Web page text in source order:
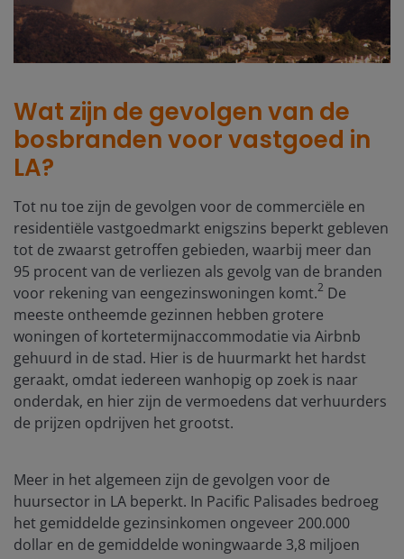
Wat zijn de gevolgen van de
bosbranden voor vastgoed in
LA?
Tot nu toe zijn de gevolgen voor de commerciële en
residentiële vastgoedmarkt enigszins beperkt gebleven
tot de zwaarst getroffen gebieden, waarbij meer dan
95 procent van de verliezen als gevolg van de branden
voor rekening van eengezinswoningen komt.2 De
meeste ontheemde gezinnen hebben grotere
woningen of kortetermijnaccommodatie via Airbnb
gehuurd in de stad. Hier is de huurmarkt het hardst
geraakt, omdat iedereen wanhopig op zoek is naar
onderdak, en hier zijn de vermoedens dat verhuurders
de prijzen opdrijven het grootst.
Meer in het algemeen zijn de gevolgen voor de
huursector in LA beperkt. In Pacific Palisades bedroeg
het gemiddelde gezinsinkomen ongeveer 200.000
dollar en de gemiddelde woningwaarde 3,8 miljoen